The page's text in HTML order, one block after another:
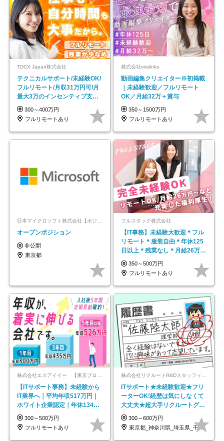
TDCX Japan株式会社
テクニカルサポート/未経験OK/
フルリモート/月収31万円可/月
最大3万のインセンティブ支給/
平均年齢33歳
300～400万円
フルリモートあり
株式会社viralinks
動画編集クリエイター※初掲載
｜未経験歓迎／フルリモート
OK／月給32万＋賞与
350～1500万円
フルリモートあり
日本マイクロソフト株式会社【ポジションマッチ登録】
オープンポジション
非公開
東京都
フルスタック株式会社
【IT事務】未経験大歓迎＊フル
リモート＊服装自由＊年休125
日以上＊残業なし＊月給26万円
以上
350～500万円
フルリモートあり
【ITサポート事務】未経験から
IT業界へ｜平均年収517万円｜
ホワイト企業認定｜年休134日
｜リモートOK
300～500万円
フルリモートあり
ITサポート★未経験歓迎★フリ
ーターOK!経歴は気にしなくて
大丈夫★超大手リクルートグル
ープの正社員/sg
300～600万円
東京都_神奈川県_埼玉県_千葉県_大阪府…